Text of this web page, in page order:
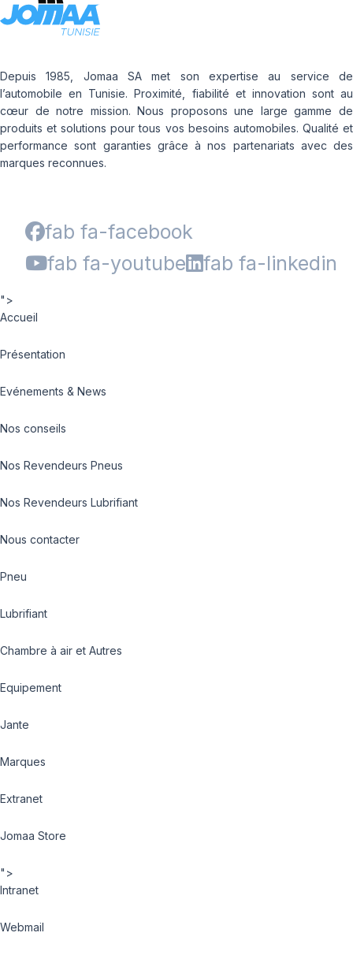
Depuis 1985, Jomaa SA met son expertise au service de
l’automobile en Tunisie. Proximité, fiabilité et innovation sont au
cœur de notre mission. Nous proposons une large gamme de
produits et solutions pour tous vos besoins automobiles. Qualité et
performance sont garanties grâce à nos partenariats avec des
marques reconnues.
fab fa-facebook
fab fa-youtube
fab fa-linkedin
">
Accueil
Présentation
Evénements & News
Nos conseils
Nos Revendeurs Pneus
Nos Revendeurs Lubrifiant
Nous contacter
Pneu
Lubrifiant
Chambre à air et Autres
Equipement
Jante
Marques
Extranet
Jomaa Store
">
Intranet
Webmail